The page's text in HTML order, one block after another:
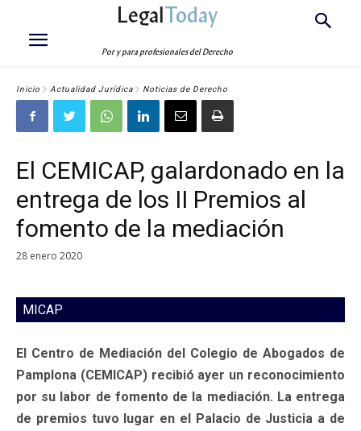
LegalToday
Por y para profesionales del Derecho
Inicio Actualidad Jurídica Noticias de Derecho
El CEMICAP, galardonado en la
entrega de los II Premios al
fomento de la mediación
28 enero 2020
MICAP
El Centro de Mediación del Colegio de Abogados de
Pamplona (CEMICAP) recibió ayer un reconocimiento
por su labor de fomento de la mediación. La entrega
de premios tuvo lugar en el Palacio de Justicia a de